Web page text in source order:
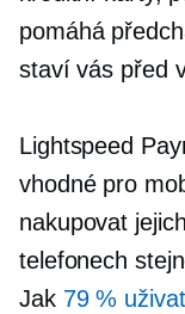
pomáhá
staví vás před
Lightspeed
vhodné pro
nakupovat
telefonech
Jak 79 %